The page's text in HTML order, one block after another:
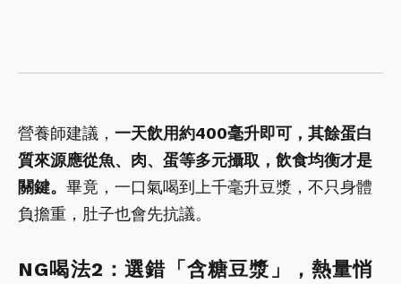
營養師建議， 一天飲用約400毫升即可，其餘蛋白
質來源應從魚、肉、蛋等多元攝取，飲食均衡才是
關鍵。 畢竟，一口氣喝到上千毫升豆漿，不只身體
負擔重，肚子也會先抗議。
NG喝法2：選錯「含糖豆漿」，熱量悄